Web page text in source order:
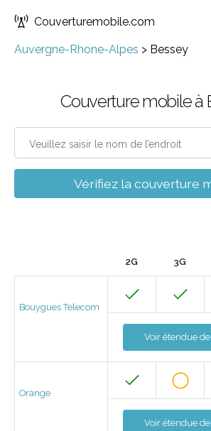
Couverturemobile.com
Auvergne-Rhone-Alpes > Bessey
Couverture mobile à
Vérifiez la couverture
2G 3G
Bouygues Telecom
Voir étendue
Orange
Voir étendue